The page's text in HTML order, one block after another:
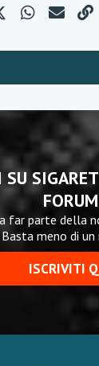
X (Twitter)WhatsApp
e-mail
SU
FORUM
far parte della
Basta meno di
ISCRIVITI